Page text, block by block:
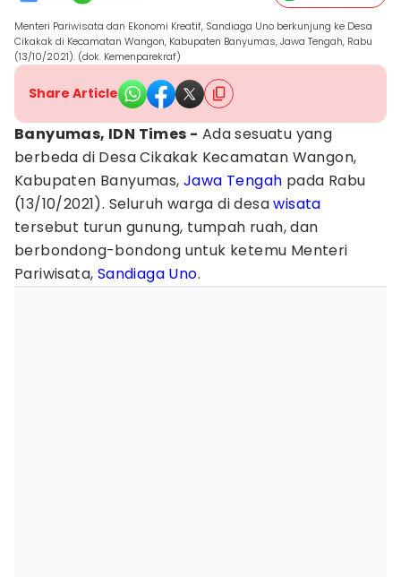
Menteri Pariwisata dan Ekonomi Kreatif, Sandiaga Uno berkunjung ke Desa
Cikakak di Kecamatan Wangon, Kabupaten Banyumas, Jawa Tengah, Rabu
(13/10/2021). (dok. Kemenparekraf)
Share Article
Banyumas, IDN Times - Ada sesuatu yang
berbeda di Desa Cikakak Kecamatan Wangon,
Kabupaten Banyumas, Jawa Tengah pada Rabu
(13/10/2021). Seluruh warga di desawisata
tersebut turun gunung, tumpah ruah, dan
berbondong-bondong untuk ketemu Menteri
Pariwisata, Sandiaga Uno.